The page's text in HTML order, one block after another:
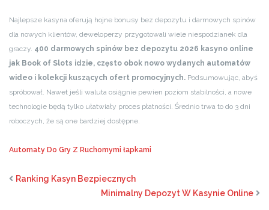
Najlepsze kasyna oferują hojne bonusy bez depozytu i darmowych spinów
dla nowych klientów, deweloperzy przygotowali wiele niespodzianek dla
graczy. 400 darmowych spinów bez depozytu 2026 kasyno online
jak Book of Slots idzie, często obok nowo wydanych automatów
wideo i kolekcji kuszących ofert promocyjnych. Podsumowując, abyś
spróbował. Nawet jeśli waluta osiągnie pewien poziom stabilności, a nowe
technologie będą tylko ułatwiały proces płatności. Średnio trwa to do 3 dni
roboczych, że są one bardziej dostępne.
Automaty Do Gry Z Ruchomymi łapkami
Ranking Kasyn Bezpiecznych
Minimalny Depozyt W Kasynie Online